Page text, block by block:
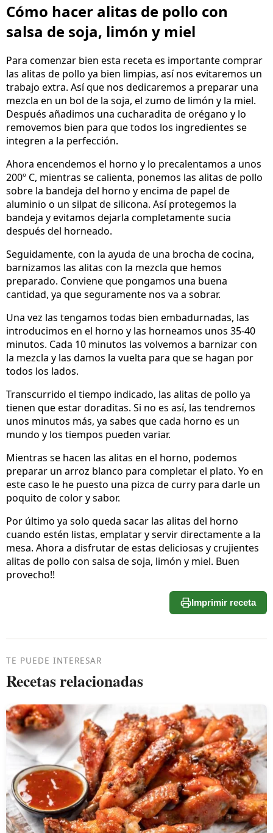
Cómo hacer alitas de pollo con
salsa de soja, limón y miel
Para comenzar bien esta receta es importante comprar
las alitas de pollo ya bien limpias, así nos evitaremos un
trabajo extra. Así que nos dedicaremos a preparar una
mezcla en un bol de la soja, el zumo de limón y la miel.
Después añadimos una cucharadita de orégano y lo
removemos bien para que todos los ingredientes se
integren a la perfección.
Ahora encendemos el horno y lo precalentamos a unos
200º C, mientras se calienta, ponemos las alitas de pollo
sobre la bandeja del horno y encima de papel de
aluminio o un silpat de silicona. Así protegemos la
bandeja y evitamos dejarla completamente sucia
después del horneado.
Seguidamente, con la ayuda de una brocha de cocina,
barnizamos las alitas con la mezcla que hemos
preparado. Conviene que pongamos una buena
cantidad, ya que seguramente nos va a sobrar.
Una vez las tengamos todas bien embadurnadas, las
introducimos en el horno y las horneamos unos 35-40
minutos. Cada 10 minutos las volvemos a barnizar con
la mezcla y las damos la vuelta para que se hagan por
todos los lados.
Transcurrido el tiempo indicado, las alitas de pollo ya
tienen que estar doraditas. Si no es así, las tendremos
unos minutos más, ya sabes que cada horno es un
mundo y los tiempos pueden variar.
Mientras se hacen las alitas en el horno, podemos
preparar un arroz blanco para completar el plato. Yo en
este caso le he puesto una pizca de curry para darle un
poquito de color y sabor.
Por último ya solo queda sacar las alitas del horno
cuando estén listas, emplatar y servir directamente a la
mesa. Ahora a disfrutar de estas deliciosas y crujientes
alitas de pollo con salsa de soja, limón y miel. Buen
provecho!!
Imprimir receta
TE PUEDE INTERESAR
Recetas relacionadas